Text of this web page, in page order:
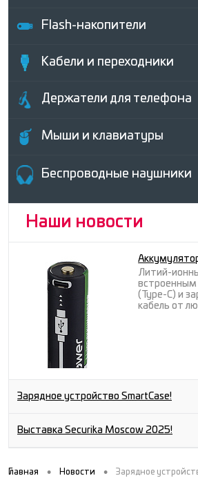
Flash-накопители
Кабели и переходники
Держатели для телефона
Мыши и клавиатуры
Беcпроводные наушники
Наши новости
Литий-
встроенным
(Type-C) и
кабель от
Зарядное устройство SmartCase!
Выставка Securika Moscow 2025!
Главная • Новости • Зарядное